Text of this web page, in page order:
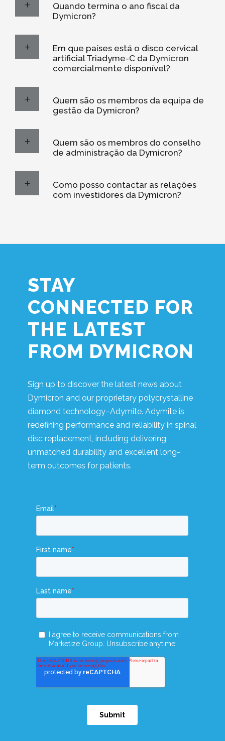
Quando termina o ano fiscal da
Dymicron?
Em que países está o disco cervical
artificial Triadyme-C da Dymicron
comercialmente disponível?
Quem são os membros da equipa de
gestão da Dymicron?
Quem são os membros do conselho
de administração da Dymicron?
Como posso contactar as relações
com investidores da Dymicron?
STAY
CONNECTED FOR
THE LATEST
FROM DYMICRON
Sign up to discover the latest news about
Dymicron and our proprietary polycrystalline
diamond technology–Adymite. Adymite is
redefining performance and reliability in spinal
disc replacement, including delivering
unmatched durability and excellent long-
term outcomes for patients.